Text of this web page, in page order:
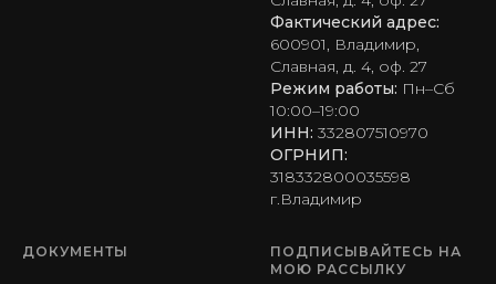
Фактический адрес:
600901, Владимир,
Славная, д. 4, оф. 27
Режим работы: Пн–Сб
10:00–19:00
ИНН: 332807510970
ОГРНИП:
318332800035598
г.Владимир
ДОКУМЕНТЫ
ПОДПИСЫВАЙТЕСЬ НА
МОЮ РАССЫЛКУ